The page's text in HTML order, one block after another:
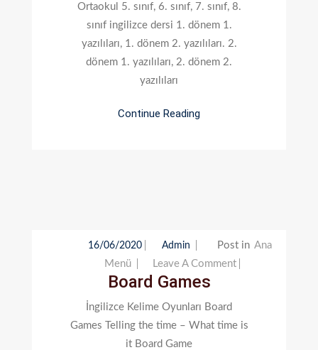
Ortaokul 5. sınıf, 6. sınıf, 7. sınıf, 8.
sınıf ingilizce dersi 1. dönem 1.
yazılıları, 1. dönem 2. yazılıları. 2.
dönem 1. yazılıları, 2. dönem 2.
yazılıları
Continue Reading
16/06/2020 Admin Post in Ana
Menü
Leave A Comment
Board Games
İngilizce Kelime Oyunları Board
Games Telling the time – What time is
it Board Game